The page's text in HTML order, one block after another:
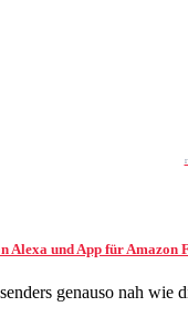
Alexa und App für Amazon
genauso nah wie